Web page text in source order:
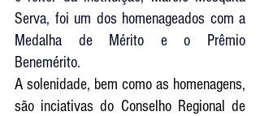
Serva, foi um dos homenageados com a
Medalha de Mérito e o Prêmio
Benemérito.
A solenidade, bem como as homenagens,
são inciativas do Conselho Regional de